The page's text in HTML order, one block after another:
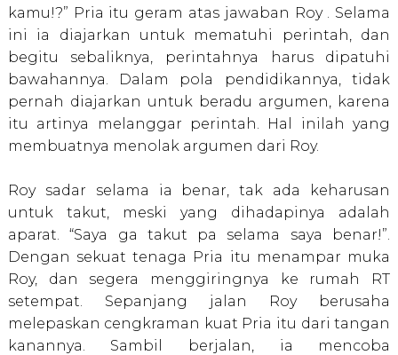
kamu!?” Pria itu geram atas jawaban Roy . Selama
ini ia diajarkan untuk mematuhi perintah, dan
begitu sebaliknya, perintahnya harus dipatuhi
bawahannya. Dalam pola pendidikannya, tidak
pernah diajarkan untuk beradu argumen, karena
itu artinya melanggar perintah. Hal inilah yang
membuatnya menolak argumen dari Roy.
Roy sadar selama ia benar, tak ada keharusan
untuk takut, meski yang dihadapinya adalah
aparat. “Saya ga takut pa selama saya benar!”.
Dengan sekuat tenaga Pria itu menampar muka
Roy, dan segera menggiringnya ke rumah RT
setempat. Sepanjang jalan Roy berusaha
melepaskan cengkraman kuat Pria itu dari tangan
kanannya. Sambil berjalan, ia mencoba